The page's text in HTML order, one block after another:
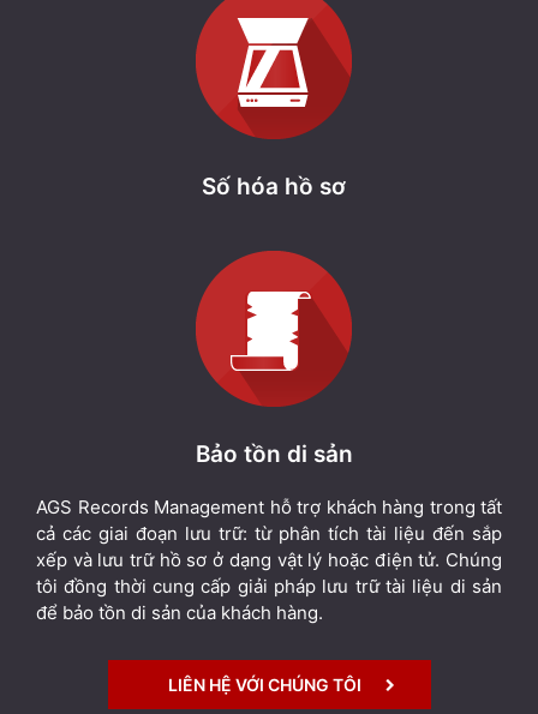
Số hóa hồ sơ
Bảo tồn di sản
AGS Records Management hỗ trợ khách hàng trong tất
cả các giai đoạn lưu trữ: từ phân tích tài liệu đến sắp
xếp và lưu trữ hồ sơ ở dạng vật lý hoặc điện tử. Chúng
tôi đồng thời cung cấp giải pháp lưu trữ tài liệu di sản
để bảo tồn di sản của khách hàng.
LIÊN HỆ VỚI CHÚNG TÔI